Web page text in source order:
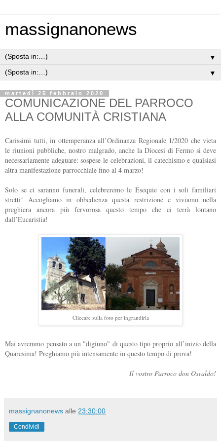
massignanonews
▼
▼
martedì 25 febbraio 2020
COMUNICAZIONE DEL PARROCO
ALLA COMUNITÀ CRISTIANA
Carissimi tutti, in ottemperanza all’Ordinanza Regionale 1/2020 che vieta
le riunioni pubbliche, nostro malgrado, anche la Diocesi di Fermo si deve
necessariamente adeguare: sospese le celebrazioni, il catechismo e qualsiasi
altra manifestazione parrocchiale fino al 4 marzo!
Solo se ci saranno funerali, celebreremo le Esequie con i soli familiari
stretti! Accogliamo in obbedienza questa restrizione e viviamo nella
preghiera ancora più fervorosa questo tempo che ci terrà lontano
dall’Eucaristia!
Cliccare sulla foto per ingrandirla
Mai avremmo pensato a un "digiuno" di questo tipo proprio all’inizio della
Quaresima! Preghiamo più intensamente in questo tempo di prova!
Il vostro Parroco don Osvaldo!
massignanonews alle 23:30:00
Condividi